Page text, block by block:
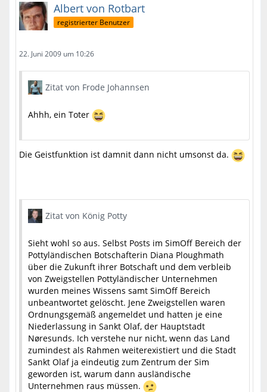
Albert von Rotbart
registrierter Benutzer
22. Juni 2009 um 10:26
Zitat von Frode Johannsen
Ahhh, ein Toter
Die Geistfunktion ist damnit dann nicht umsonst da.
Zitat von König Potty
Sieht wohl so aus. Selbst Posts im SimOff Bereich der
Pottyländischen Botschafterin Diana Ploughmath
über die Zukunft ihrer Botschaft und dem verbleib
von Zweigstellen Pottyländischer Unternehmen
wurden meines Wissens samt SimOff Bereich
unbeantwortet gelöscht. Jene Zweigstellen waren
Ordnungsgemäß angemeldet und hatten je eine
Niederlassung in Sankt Olaf, der Hauptstadt
Nøresunds. Ich verstehe nur nicht, wenn das Land
zumindest als Rahmen weiterexistiert und die Stadt
Sankt Olaf ja eindeutig zum Zentrum der Sim
geworden ist, warum dann ausländische
Unternehmen raus müssen.